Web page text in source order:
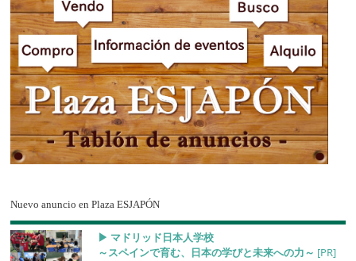
Nuevo anuncio en Plaza ESJAPÓN
▶︎ マドリッド日本人学校
～スペインで育む、日本の学びと未来への力～ [PR]